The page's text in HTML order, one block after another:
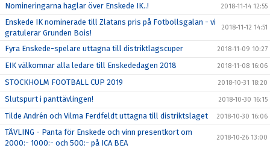
Nomineringarna haglar över Enskede IK..! 2018-11-14 12:55
Enskede IK nominerade till Zlatans pris på Fotbollsgalan - vi
gratulerar Grunden Bois!
2018-11-12 14:51
Fyra Enskede-spelare uttagna till distriktlagscuper 2018-11-09 10:27
EIK välkomnar alla ledare till Enskededagen 2018 2018-11-08 16:06
STOCKHOLM FOOTBALL CUP 2019 2018-10-31 18:20
Slutspurt i panttävlingen! 2018-10-30 16:15
Tilde Andrén och Vilma Ferdfeldt uttagna till distriktslaget 2018-10-30 16:06
TÄVLING - Panta för Enskede och vinn presentkort om
2000:- 1000:- och 500:- på ICA BEA
2018-10-26 13:00